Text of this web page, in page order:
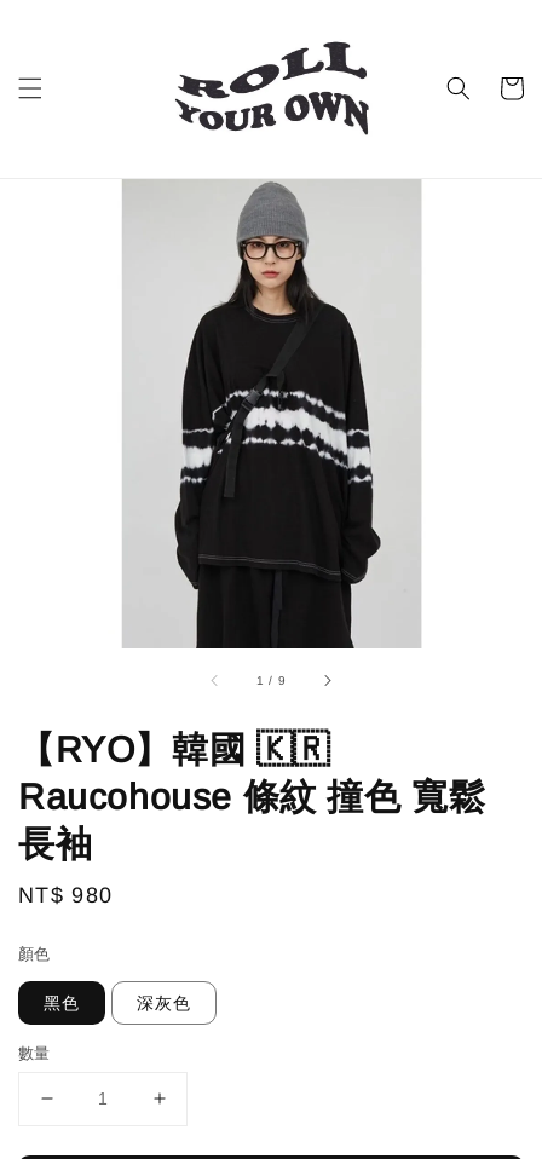
1 / 9
【RYO】韓國 🇰🇷
Raucohouse 條紋 撞色 寬鬆
長袖
Regular
NT$ 980
顏色
黑色 深灰色
數量